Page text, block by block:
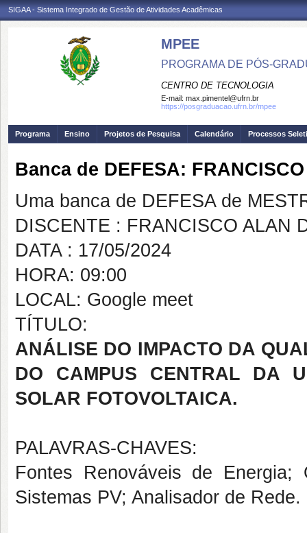
SIGAA - Sistema Integrado de Gestão de Atividades Acadêmicas
MPEE
PROGRAMA DE PÓS-
CENTRO DE TECNOLOGIA
E-mail: max.pimentel@ufrn.br
https://posgraduacao.ufrn.br/mpee
Programa Ensino Projetos de Pesquisa Calendário Processos
Banca de DEFESA:
Uma banca de DEFESA de
DISCENTE : FRANCISCO ALAN
DATA : 17/05/2024
HORA: 09:00
LOCAL: Google meet
TÍTULO:
ANÁLISE DO IMPACTO DA
DO CAMPUS CENTRAL DA
SOLAR FOTOVOLTAICA.
PALAVRAS-CHAVES:
Fontes Renováveis de Energia;
Sistemas PV; Analisador de Rede.